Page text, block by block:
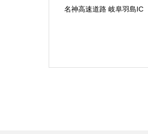
名神高速道路 岐阜羽島